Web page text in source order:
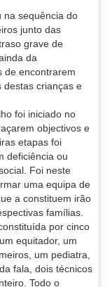
na sequência do
junto das
grave de
da
de encontrarem
destas crianças e
foi iniciado no
objectivos e
etapas foi
deficiência ou
Foi neste
uma equipa de
a constituem irão
famílias.
por cinco
equitador, um
um pediatra,
fala, dois técnicos
Todo o